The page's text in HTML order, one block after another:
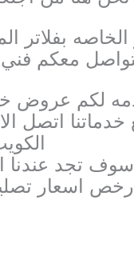
بفلاتر
معكم فني
لكم عروض
اتصل
تجد
اسعار